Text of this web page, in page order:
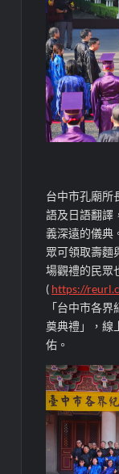
台中市孔廟所
語及日語翻譯
義深遠的儀典
眾可領取壽麵
場觀禮的民眾
( https://
「台中市各
奠典禮」，線
佑。